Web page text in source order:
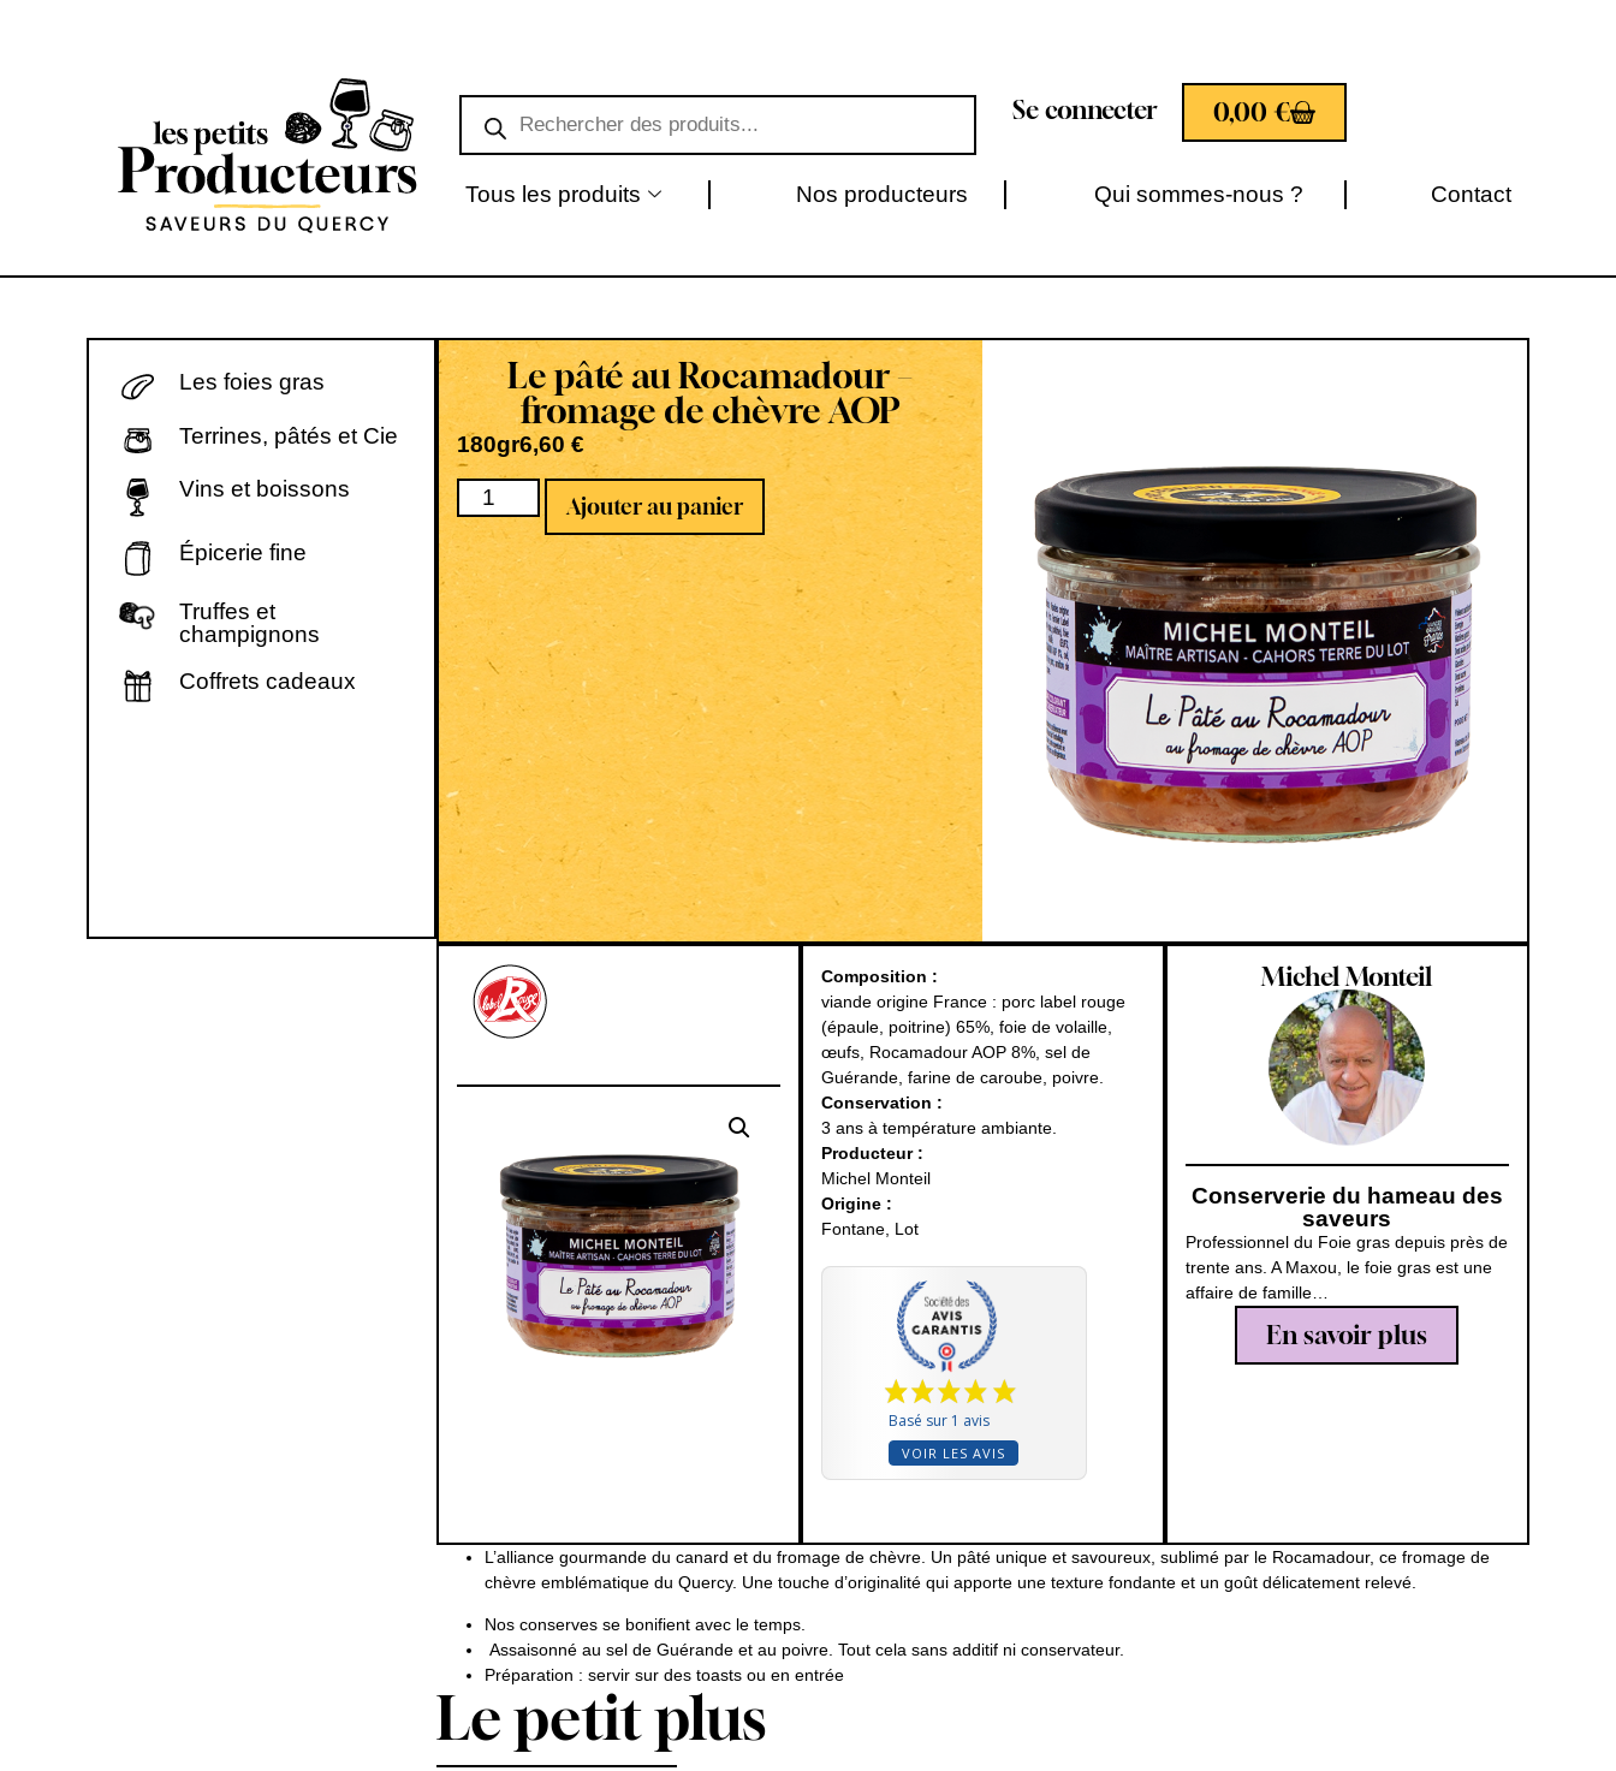
Se connecter 0,00 €
Tous les produits Nos producteurs Qui sommes-nous ? Contact
Les foies gras
Terrines, pâtés et Cie
Vins et boissons
Épicerie fine
Truffes et
champignons
Coffrets cadeaux
180gr6,60 €
Ajouter au panier
Le pâté au Rocamadour –
fromage de chèvre AOP
Composition :
viande origine France : porc label rouge
(épaule, poitrine) 65%, foie de volaille,
œufs, Rocamadour AOP 8%, sel de
Guérande, farine de caroube, poivre.
Conservation :
3 ans à température ambiante.
Producteur :
Michel Monteil
Origine :
Fontane, Lot
Basé sur 1 avis
VOIR LES AVIS
Michel Monteil
Conserverie du hameau des
saveurs
Professionnel du Foie gras depuis près de
trente ans. A Maxou, le foie gras est une
affaire de famille…
En savoir plus
L’alliance gourmande du canard et du fromage de chèvre. Un pâté unique et savoureux, sublimé par le Rocamadour, ce fromage de
chèvre emblématique du Quercy. Une touche d’originalité qui apporte une texture fondante et un goût délicatement relevé.
Nos conserves se bonifient avec le temps.
Assaisonné au sel de Guérande et au poivre. Tout cela sans additif ni conservateur.
Préparation : servir sur des toasts ou en entrée
Le petit plus